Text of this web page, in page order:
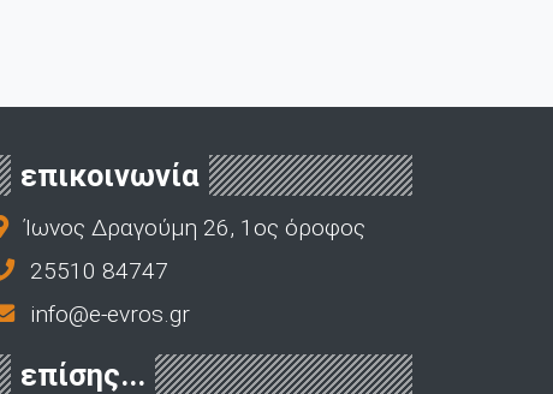
επικοινωνία
Ίωνος Δραγούμη 26, 1ος όροφος
25510 84747
info@e-evros.gr
επίσης...